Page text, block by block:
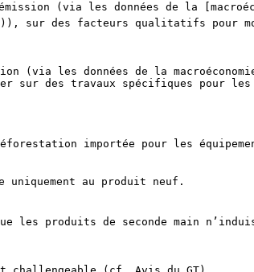
(via les données de la
sur des facteurs qualitatifs pour
(via les données de la
sur des travaux spécifiques pour
importée pour les
au produit neuf.
les produits de seconde main